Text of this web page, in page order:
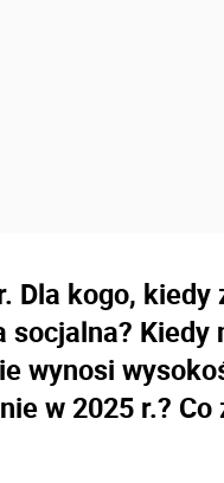
Dla kogo,
socjalna?
wynosi
w 2025 r.?